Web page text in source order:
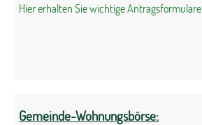
Hier erhalten Sie wichtige Antragsformulare
Gemeinde-Wohnungsbörse: